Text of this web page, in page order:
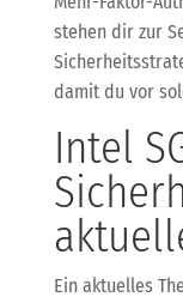
stehen dir zur
damit du vor
Intel
Ein aktuelles